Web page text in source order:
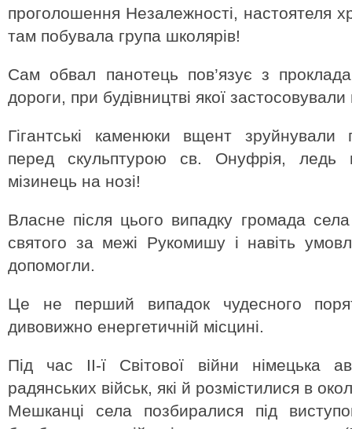
проголошення Незалежності, настоятеля
там побувала група школярів!
Сам обвал панотець пов’язує з
дороги, при будівництві якої
Гігантські каменюки вщент зруйнували
перед скульптурою св. Онуфрія, ледь
мізинець на нозі!
Власне після цього випадку громада
святого за межі Рукомишу і навіть
допомогли.
Це не перший випадок чудесного
дивовижно енергетичній місцині.
Під час ІІ-ї Світової війни німецька
радянських військ, які й розмістилися в
Мешканці села позбиралися під